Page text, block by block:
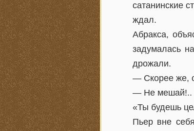
сатанинские
ждал.
Абракса,
задумалась
дрожали.
— Скорее же,
— Не мешай!..
«Ты будешь
Пьер вне